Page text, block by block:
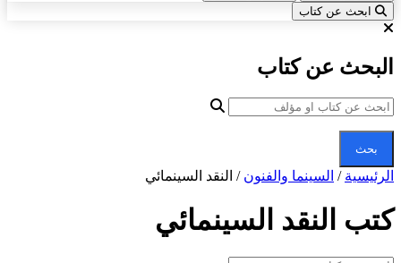
ابحث عن كتاب
البحث عن كتاب
بحث
الرئيسية / السينما والفنون / النقد السينمائي
كتب النقد السينمائي